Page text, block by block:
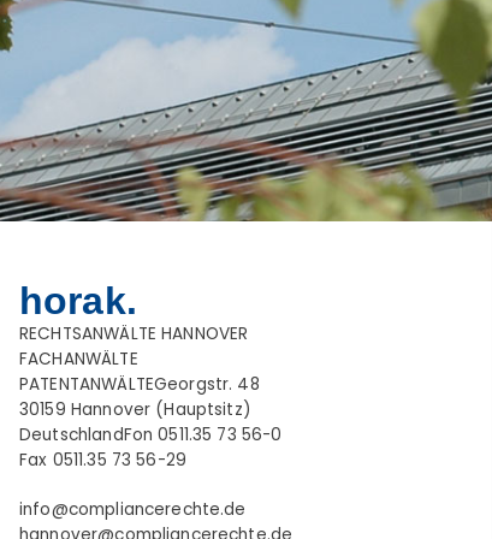
horak.
RECHTSANWÄLTE HANNOVER
FACHANWÄLTE
PATENTANWÄLTEGeorgstr. 48
30159 Hannover (Hauptsitz)
DeutschlandFon 0511.35 73 56-0
Fax 0511.35 73 56-29
info@compliancerechte.de